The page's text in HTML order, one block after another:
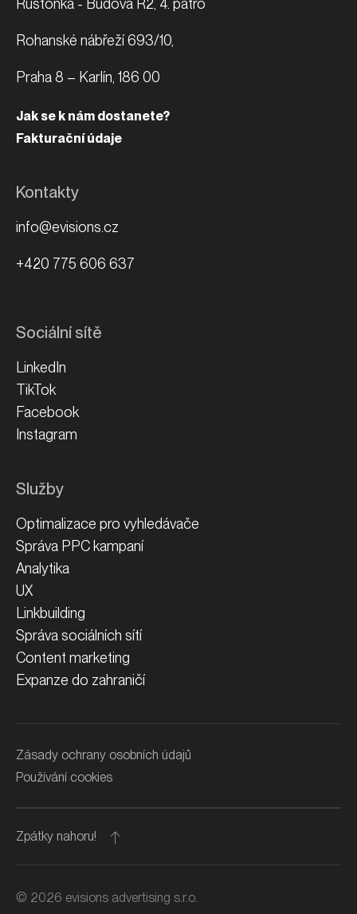
Rustonka - Budova R2, 4. patro
Rohanské nábřeží 693/10,
Praha 8 – Karlín, 186 00
Jak se k nám dostanete?
Fakturační údaje
Kontakty
info@evisions.cz
+420 775 606 637
Sociální sítě
LinkedIn
TikTok
Facebook
Instagram
Služby
Optimalizace pro vyhledávače
Správa PPC kampaní
Analytika
UX
Linkbuilding
Správa sociálních sítí
Content marketing
Expanze do zahraničí
Zásady ochrany osobních údajů
Používání cookies
Zpátky nahoru!
© 2026 evisions advertising s.r.o.